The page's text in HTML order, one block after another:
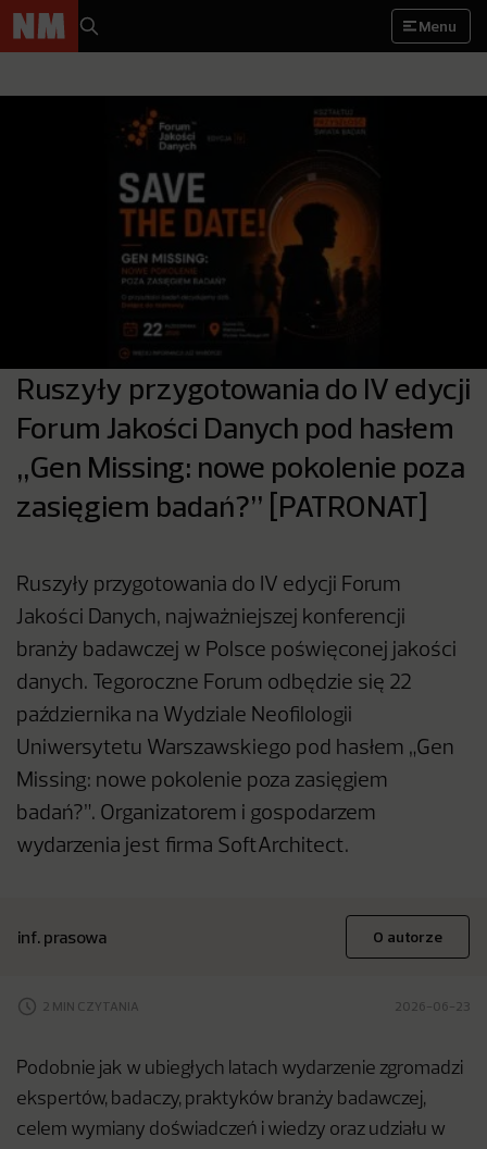
Menu
Ruszyły przygotowania do IV edycji
Forum Jakości Danych pod hasłem
„Gen Missing: nowe pokolenie poza
zasięgiem badań?” [PATRONAT]
Ruszyły przygotowania do IV edycji Forum
Jakości Danych, najważniejszej konferencji
branży badawczej w Polsce poświęconej jakości
danych. Tegoroczne Forum odbędzie się 22
października na Wydziale Neofilologii
Uniwersytetu Warszawskiego pod hasłem „Gen
Missing: nowe pokolenie poza zasięgiem
badań?”. Organizatorem i gospodarzem
wydarzenia jest firma SoftArchitect.
inf. prasowa O autorze
2 MIN CZYTANIA 2026-06-23
Podobnie jak w ubiegłych latach wydarzenie zgromadzi
ekspertów, badaczy, praktyków branży badawczej,
celem wymiany doświadczeń i wiedzy oraz udziału w